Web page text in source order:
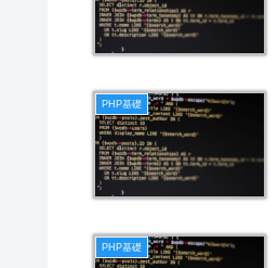
PHP基礎
PHP基礎